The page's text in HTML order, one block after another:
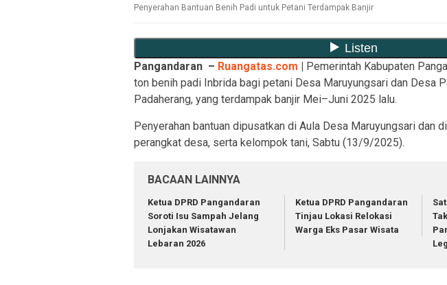
Penyerahan Bantuan Benih Padi untuk Petani Terdampak Banjir
Pangandaran – Ruangatas.com
Pemerintah Kabupaten
ton benih padi Inbrida bagi petani Desa Maruyungsari dan Desa
Padaherang, yang terdampak banjir Mei–Juni 2025 lalu.
Penyerahan bantuan dipusatkan di Aula Desa Maruyungsari dan
perangkat desa, serta kelompok tani, Sabtu (13/9/2025).
BACAAN LAINNYA
Ketua DPRD Pangandaran
Soroti Isu Sampah Jelang
Lonjakan Wisatawan
Lebaran 2026
Ketua DPRD Pangandaran
Tinjau Lokasi Relokasi
Warga Eks Pasar Wisata